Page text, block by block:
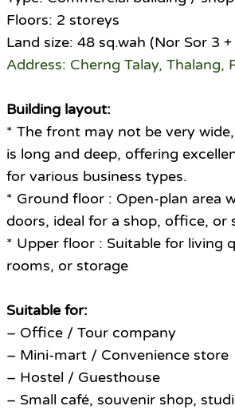
Floors: 2 storeys
Land size: 48 sq.wah (Nor Sor 3
Address: Cherng Talay, Thalang,
Building layout:
* The front may not be very
is long and deep, offering
for various business types.
* Ground floor : Open-plan area
doors, ideal for a shop, office, or
* Upper floor : Suitable for living
rooms, or storage
Suitable for:
– Office / Tour company
– Mini-mart / Convenience store
– Hostel / Guesthouse
– Small café, souvenir shop,